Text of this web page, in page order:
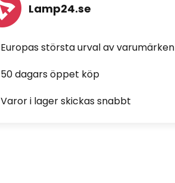
Lamp24.se
Europas största urval av varumärken
50 dagars öppet köp
Varor i lager skickas snabbt